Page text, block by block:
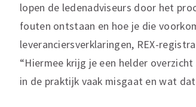
lopen de ledenadviseurs door het
fouten ontstaan en hoe je die
leveranciersverklaringen, REX-
“Hiermee krijg je een helder
in de praktijk vaak misgaat en wat